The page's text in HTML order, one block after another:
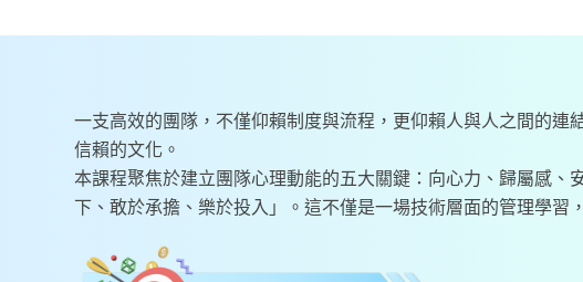
一支高效的團隊，不僅仰賴制度與流程，更仰賴人與人之間的
信賴的文化。
本課程聚焦於建立團隊心理動能的五大關鍵：向心力、歸屬感
下、敢於承擔、樂於投入」。這不僅是一場技術層面的管理學習